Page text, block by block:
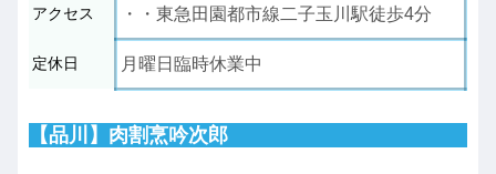
アクセス ・・東急田園都市線二子玉川駅徒歩4分
定休日 月曜日臨時休業中
【品川】肉割烹吟次郎